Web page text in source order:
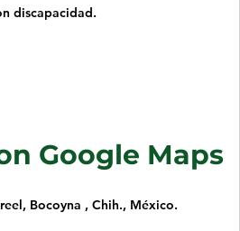
discapacidad.
Google Maps
Bocoyna , Chih., México.